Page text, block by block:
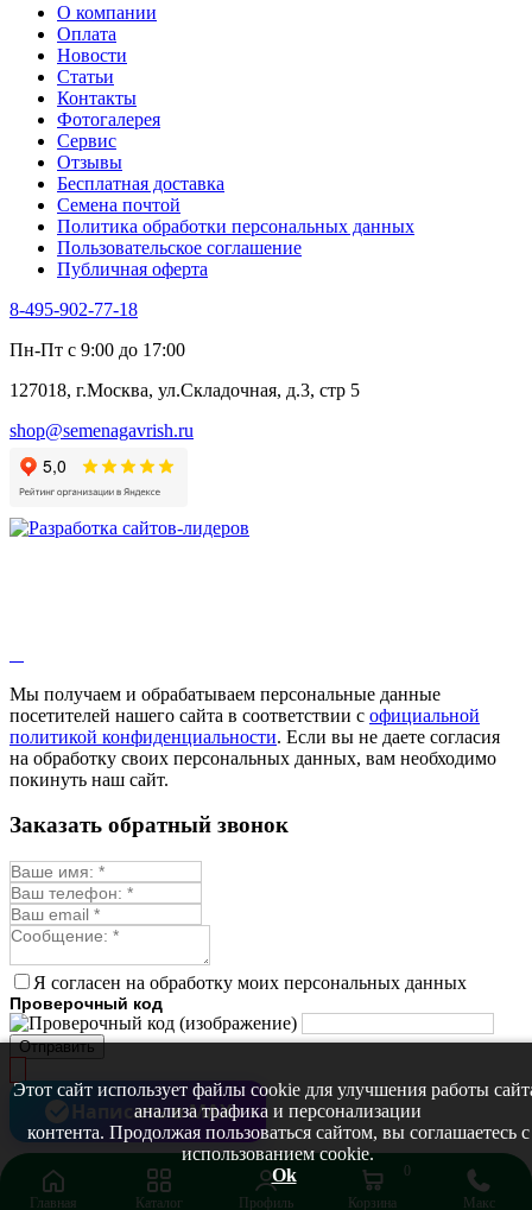
Тмин
Трава для чая
Туласи
Укроп
Фенхель пряный
Хризантема овощная
Цикорий пряный
Цикорий салатный (Витлуф)
Черемша
Шпинат
Щавель
Эндивий
Эстрагон
Алтей
Бессмертник
Валериана
Валерианелла
Гибискус лекарственный
Девясил
Душица
Змееголовник
Мыльнянка
Мята
Овсяный корень
Огуречная трава
Пустырник
Репешок
Синюха
Смесь лекарственных
Стевия
Тимьян ползучий (чабрец)
Фенхель лекарственный
Цикорий лекарственный
Череда лекарственная
Чернокорень
Шалфей
Семена ягод
Брусника
Голубика
О компании
Оплата
Новости
Статьи
Контакты
Фотогалерея​
Сервис
Отзывы
Бесплатная доставка
Семена почтой
Политика обработки персональных данных
Пользовательское соглашение
Публичная оферта
8-495-902-77-18
Пн-Пт с 9:00 до 17:00
127018, г.Москва, ул.Складочная, д.3, стр 5
shop@semenagavrish.ru
Мы получаем и обрабатываем персональные данные
посетителей нашего сайта в соответствии с официальной
политикой конфиденциальности. Если вы не даете согласия
на обработку своих персональных данных, вам необходимо
покинуть наш сайт.
Этот сайт использует файлы cookie для улучшения работы
анализа трафика и персонализации
контента. Продолжая пользоваться сайтом, вы соглашаетесь с
использованием cookie.
Ok
Заказать обратный звонок
Я согласен на обработку моих персональных данных
Проверочный код
Отправить
Главная Каталог Профиль
0
Корзина
Макс
Написать в MAX